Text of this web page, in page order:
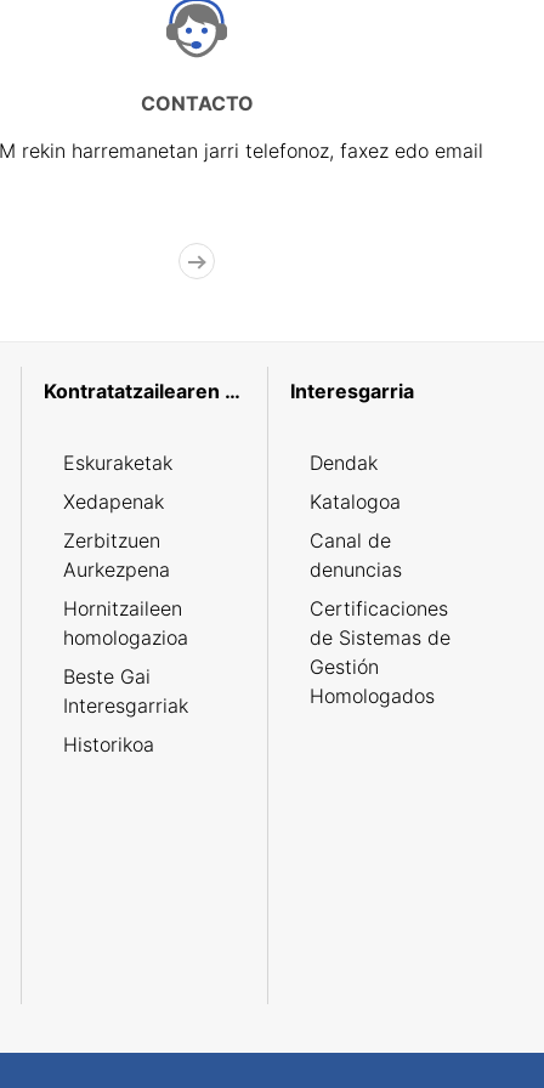
CONTACTO
rekin harremanetan jarri telefonoz, faxez edo email
Kontratatzailearen profila
Eskuraketak
Xedapenak
Zerbitzuen
Aurkezpena
Hornitzaileen
homologazioa
Beste Gai
Interesgarriak
Historikoa
Interesgarria
Dendak
Katalogoa
Canal de
denuncias
Certificaciones
de Sistemas de
Gestión
Homologados